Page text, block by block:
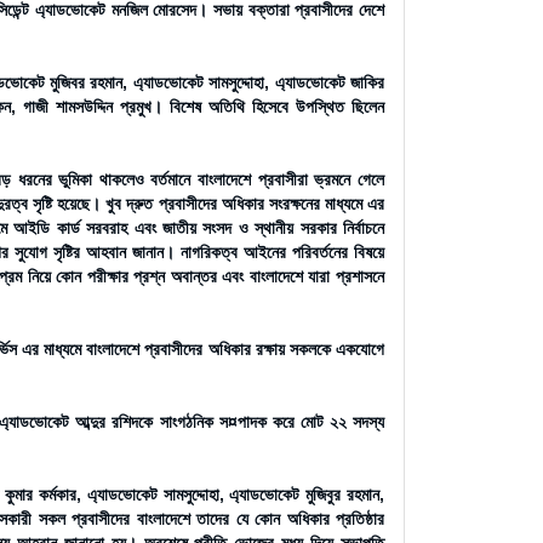
এ্যাডভোকেট মনজিল মোরসেদ। সভায় বক্তারা প্রবাসীদের দেশে
মুজিবর রহমান, এ্যাডভোকেট সামসুদ্দোহা, এ্যাডভোকেট জাকির
গাজী শামসউদ্দিন প্রমুখ। বিশেষ অতিথি হিসেবে উপস্থিত ছিলেন
ভুমিকা থাকলেও বর্তমানে বাংলাদেশে প্রবাসীরা ভ্রমনে গেলে
সৃষ্টি হয়েছে। খুব দ্রুত প্রবাসীদের অধিকার সংরক্ষনের মাধ্যমে এর
আইডি কার্ড সরবরাহ এবং জাতীয় সংসদ ও স্থানীয় সরকার নির্বাচনে
সুযোগ সৃষ্টির আহবান জানান। নাগরিকত্ব আইনের পরিবর্তনের বিষয়ে
নিয়ে কোন পরীক্ষার প্রশ্ন অবান্তর এবং বাংলাদেশে যারা প্রশাসনে
মাধ্যমে বাংলাদেশে প্রবাসীদের অধিকার রক্ষায় সকলকে একযোগে
আব্দুর রশিদকে সাংগঠনিক স¤পাদক করে মোট ২২ সদস্য
কর্মকার, এ্যাডভোকেট সামসুদ্দোহা, এ্যাডভোকেট মুজিবুর রহমান,
সকল প্রবাসীদের বাংলাদেশে তাদের যে কোন অধিকার প্রতিষ্ঠার